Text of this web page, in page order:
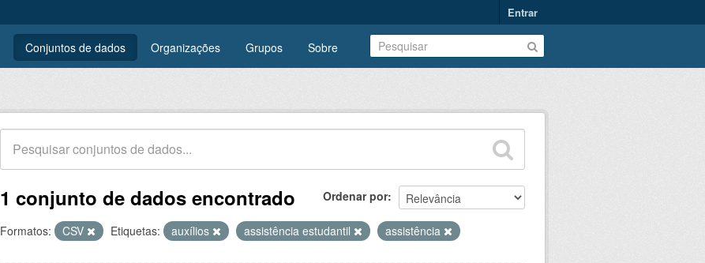
Entrar
Conjuntos de dados Organizações Grupos Sobre
Ordenar por
1 conjunto de dados encontrado
Formatos: CSV Etiquetas: auxílios assistência estudantil assistência